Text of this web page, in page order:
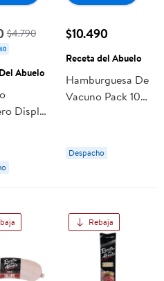
$4.790
Abuelo
Display
$10.490
Receta del Abuelo
Hamburguesa De
Vacuno Pack 10
Abuelo
Despacho
Rebaja